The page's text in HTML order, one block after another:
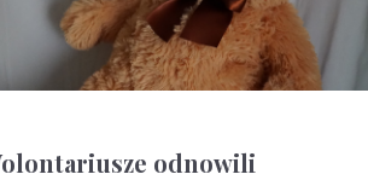
odnowili